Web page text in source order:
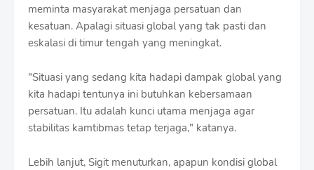
meminta masyarakat menjaga persatuan dan
kesatuan. Apalagi situasi global yang tak pasti dan
eskalasi di timur tengah yang meningkat.
"Situasi yang sedang kita hadapi dampak global yang
kita hadapi tentunya ini butuhkan kebersamaan
persatuan. Itu adalah kunci utama menjaga agar
stabilitas kamtibmas tetap terjaga," katanya.
Lebih lanjut, Sigit menuturkan, apapun kondisi global